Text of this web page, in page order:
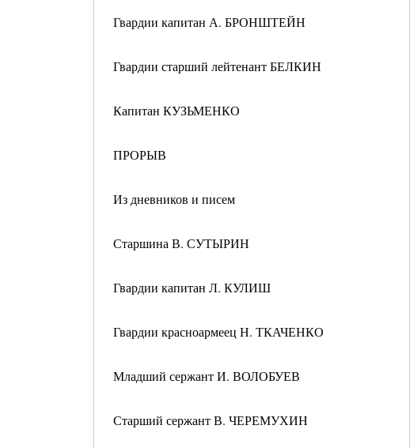
Гвардии капитан А. БРОНШТЕЙН
Гвардии старший лейтенант БЕЛКИН
Капитан КУЗЬМЕНКО
ПРОРЫВ
Из дневников и писем
Старшина В. СУТЫРИН
Гвардии капитан Л. КУЛИШ
Гвардии красноармеец Н. ТКАЧЕНКО
Младший сержант И. ВОЛОБУЕВ
Старший сержант В. ЧЕРЕМУХИН